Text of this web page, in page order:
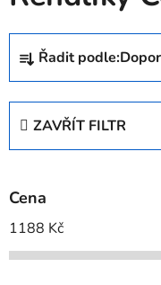
Ř
z
p
r
o
d
Řadit podle:
ZAVŘÍT FILTR
Cena
1188 Kč